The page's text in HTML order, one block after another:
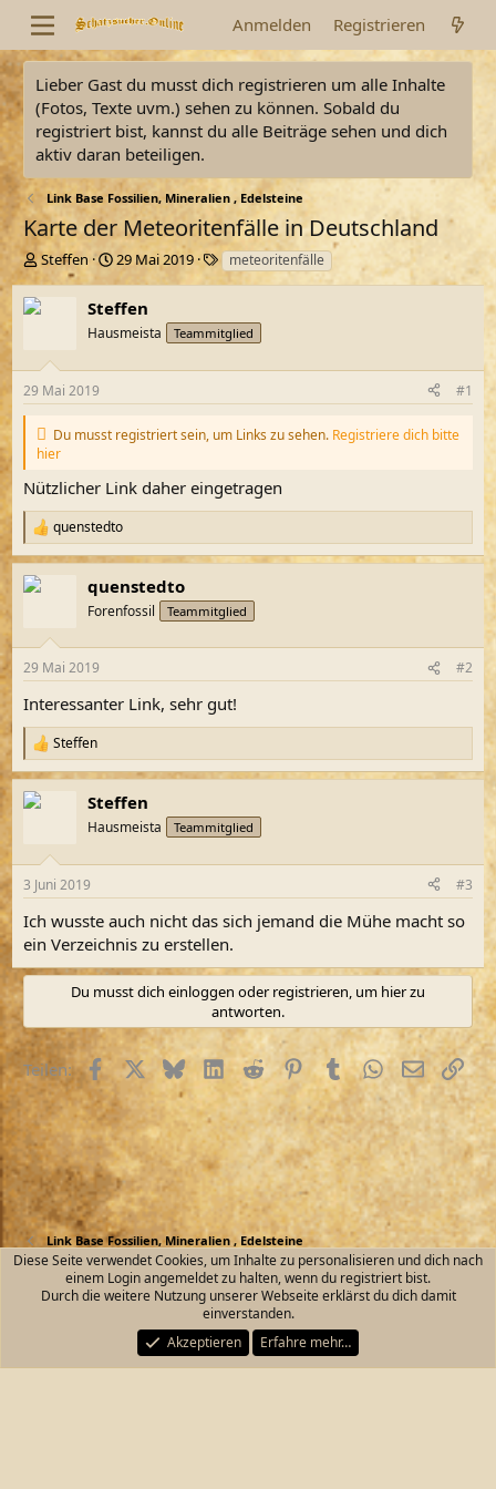
Anmelden Registrieren
Lieber Gast du musst dich registrieren um alle Inhalte
(Fotos, Texte uvm.) sehen zu können. Sobald du
registriert bist, kannst du alle Beiträge sehen und dich
aktiv daran beteiligen.
Link Base Fossilien, Mineralien , Edelsteine
Karte der Meteoritenfälle in Deutschland
E
s
t
l
e
Steffen
E
s
t
e
l
m
29 Mai 2019
S
c
l
a
w
t
meteoritenfälle
Steffen
Hausmeista Teammitglied
29 Mai 2019 #1
Du musst registriert sein, um Links zu sehen. Registriere dich bitte
hier
Nützlicher Link daher eingetragen
R
e
a
k
e
:
quenstedto
quenstedto
Forenfossil Teammitglied
29 Mai 2019 #2
Interessanter Link, sehr gut!
R
e
a
k
e
:
Steffen
Steffen
Hausmeista Teammitglied
3 Juni 2019 #3
Ich wusste auch nicht das sich jemand die Mühe macht so
ein Verzeichnis zu erstellen.
Du musst dich einloggen oder registrieren, um hier zu
antworten.
Teilen: FacebookX (Twitter)
BlueskyLinkedIn
RedditPinterestTumblrWhatsApp
E-MailLink
Link Base Fossilien, Mineralien , Edelsteine
Kontakt Nutzungsbedingungen
Datenschutz
Start
R
S
Community platform by XenForo® © 2010-2026 XenForo Ltd.
Diese Seite verwendet Cookies, um Inhalte zu personalisieren und dich nach
einem Login angemeldet zu halten, wenn du registriert bist.
Durch die weitere Nutzung unserer Webseite erklärst du dich damit
einverstanden.
Akzeptieren
Erfahre mehr…